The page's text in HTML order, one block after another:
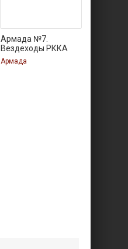
Армада №7.
Вездеходы РККА
Армада